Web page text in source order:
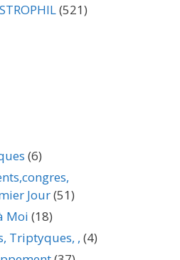
(521)
(6)
Jour(51)
Moi (18)
Triptyques, , (4)